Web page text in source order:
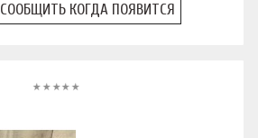
СООБЩИТЬ КОГДА ПОЯВИТСЯ